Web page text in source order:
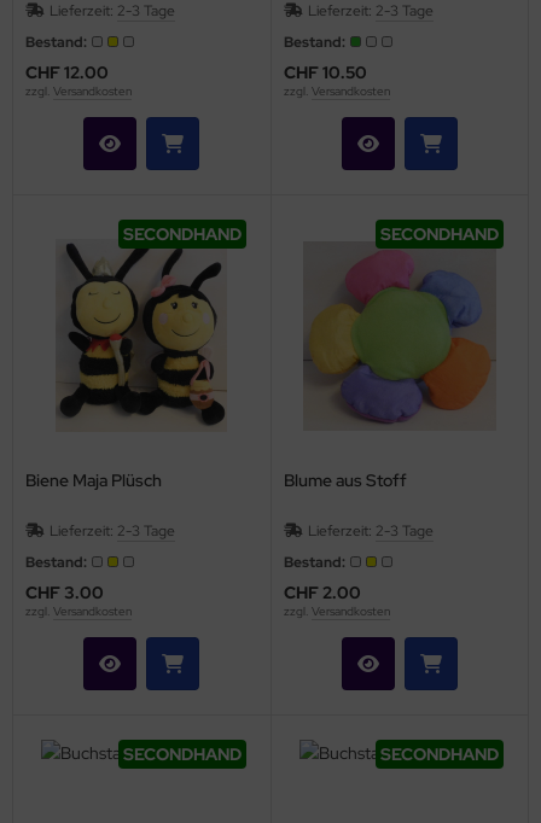
Lieferzeit: 2-3 Tage
Bestand:
CHF 12.00
zzgl. Versandkosten
Lieferzeit: 2-3 Tage
Bestand:
CHF 10.50
zzgl. Versandkosten
SECONDHAND
Biene Maja Plüsch
Lieferzeit: 2-3 Tage
Bestand:
CHF 3.00
zzgl. Versandkosten
SECONDHAND
Blume aus Stoff
Lieferzeit: 2-3 Tage
Bestand:
CHF 2.00
zzgl. Versandkosten
SECONDHAND SECONDHAND